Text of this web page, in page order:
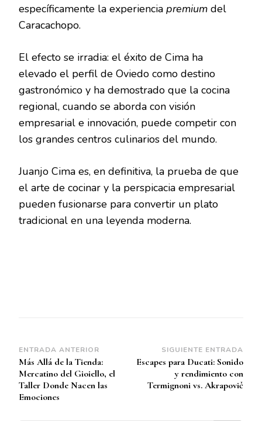
específicamente la experiencia premium del
Caracachopo.
El efecto se irradia: el éxito de Cima ha
elevado el perfil de Oviedo como destino
gastronómico y ha demostrado que la cocina
regional, cuando se aborda con visión
empresarial e innovación, puede competir con
los grandes centros culinarios del mundo.
Juanjo Cima es, en definitiva, la prueba de que
el arte de cocinar y la perspicacia empresarial
pueden fusionarse para convertir un plato
tradicional en una leyenda moderna.
Navegación
de
entradas
ENTRADA ANTERIOR
Más Allá de la Tienda:
Mercatino del Gioiello, el
Taller Donde Nacen las
Emociones
SIGUIENTE ENTRADA
Escapes para Ducati: Sonido
y rendimiento con
Termignoni vs. Akrapovič